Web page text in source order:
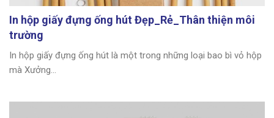
In hộp giấy đựng ống hút Đẹp_Rẻ_Thân thiện môi
trường
In hộp giấy đựng ống hút là một trong những loại bao bì vỏ hộp
mà Xưởng...